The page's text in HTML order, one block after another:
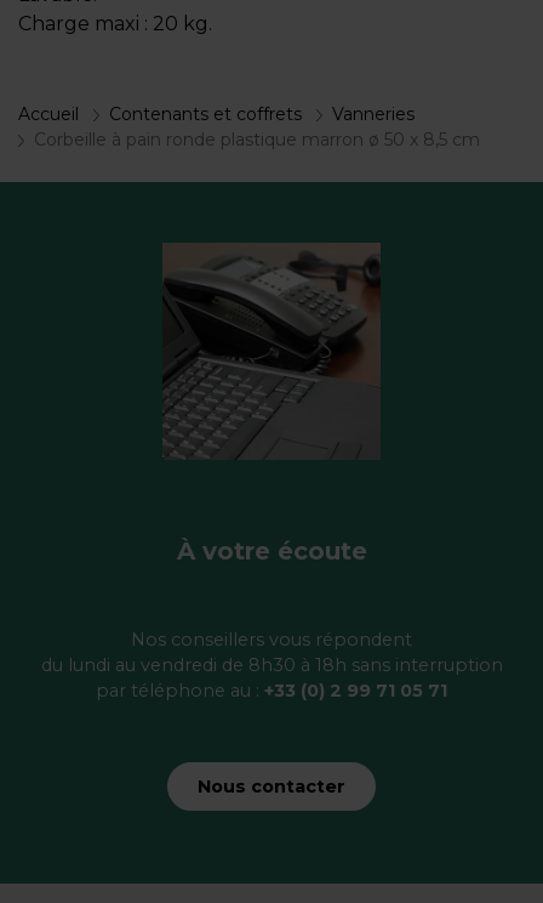
Charge maxi : 20 kg.
Accueil Contenants et coffrets
Vanneries
Corbeille à pain ronde plastique marron ø 50 x 8,5 cm
À votre écoute
Nos conseillers vous répondent
du lundi au vendredi de 8h30 à 18h sans interruption
par téléphone au : +33 (0) 2 99 71 05 71
Nous contacter